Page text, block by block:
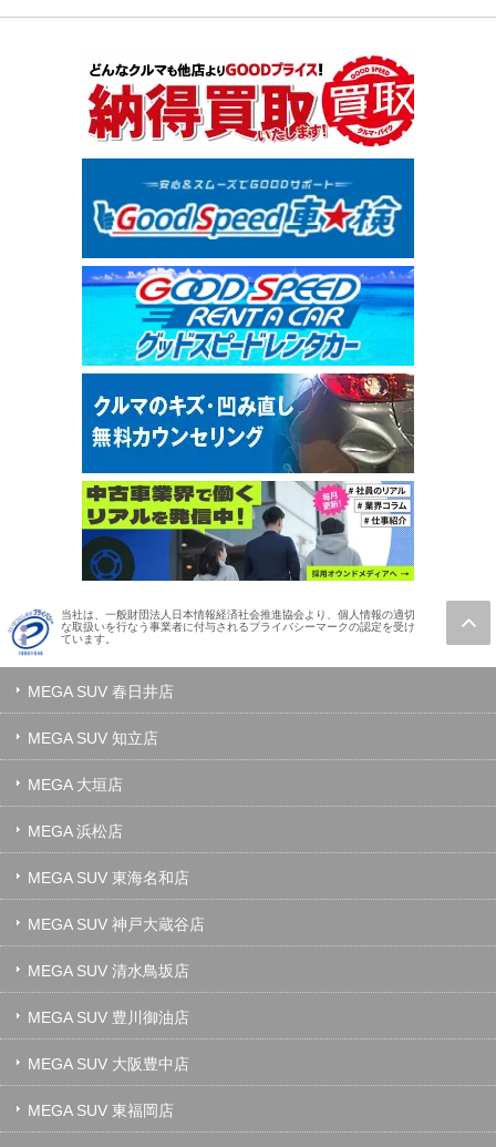
当社は、一般財団法人日本情報経済社会推進協会より、個人情報の適切
な取扱いを行なう事業者に付与されるプライバシーマークの認定を受け
ています。
MEGA SUV 春日井店
MEGA SUV 知立店
MEGA 大垣店
MEGA 浜松店
MEGA SUV 東海名和店
MEGA SUV 神戸大蔵谷店
MEGA SUV 清水鳥坂店
MEGA SUV 豊川御油店
MEGA SUV 大阪豊中店
MEGA SUV 東福岡店